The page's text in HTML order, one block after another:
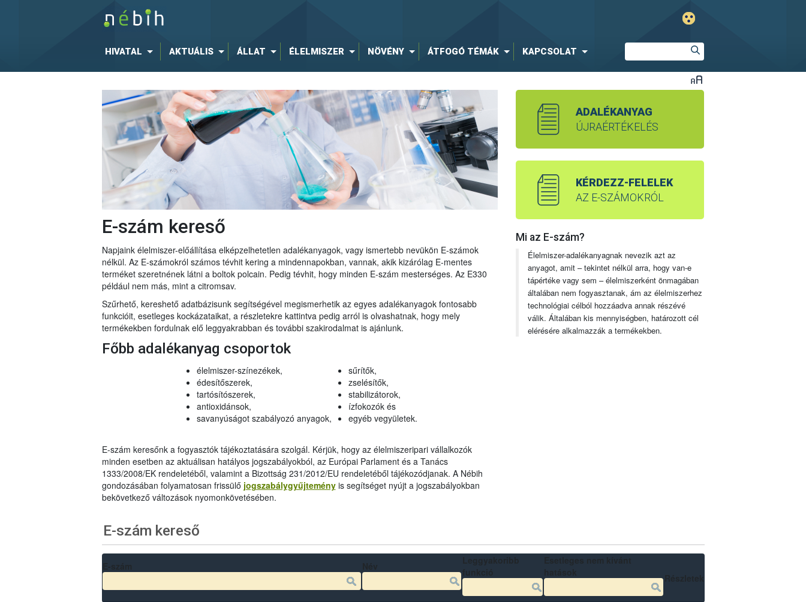
HIVATAL AKTUÁLIS ÁLLAT ÉLELMISZER NÖVÉNY ÁTFOGÓ TÉMÁK KAPCSOLAT
E-szám kereső
Napjaink élelmiszer-előállítása elképzelhetetlen adalékanyagok, vagy ismertebb nevükön E-számok
nélkül. Az E-számokról számos tévhit kering a mindennapokban, vannak, akik kizárólag E-mentes
terméket szeretnének látni a boltok polcain. Pedig tévhit, hogy minden E-szám mesterséges. Az E330
például nem más, mint a citromsav.
Szűrhető, kereshető adatbázisunk segítségével megismerhetik az egyes adalékanyagok fontosabb
funkcióit, esetleges kockázataikat, a részletekre kattintva pedig arról is olvashatnak, hogy mely
termékekben fordulnak elő leggyakrabban és további szakirodalmat is ajánlunk.
Főbb adalékanyag csoportok
élelmiszer-színezékek,
édesítőszerek,
tartósítószerek,
antioxidánsok,
savanyúságot szabályozó anyagok,
sűrítők,
zselésítők,
stabilizátorok,
ízfokozók és
egyéb vegyületek.
E-szám keresőnk a fogyasztók tájékoztatására szolgál. Kérjük, hogy az élelmiszeripari vállalkozók
minden esetben az aktuálisan hatályos jogszabályokból, az Európai Parlament és a Tanács
1333/2008/EK rendeletéből, valamint a Bizottság 231/2012/EU rendeletéből tájékozódjanak. A Nébih
gondozásában folyamatosan frissülő jogszabálygyűjteményis segítséget nyújt a jogszabályokban
bekövetkező változások nyomonkövetésében.
ADALÉKANYAG
ÚJRAÉRTÉKELÉS
KÉRDEZZ-FELELEK
AZ E-SZÁMOKRÓL
Mi az E-szám?
Élelmiszer-adalékanyagnak nevezik azt az
anyagot, amit – tekintet nélkül arra, hogy van-e
tápértéke vagy sem – élelmiszerként önmagában
általában nem fogyasztanak, ám az élelmiszerhez
technológiai célból hozzáadva annak részévé
válik. Általában kis mennyiségben, határozott cél
elérésére alkalmazzák a termékekben.
E-szám kereső